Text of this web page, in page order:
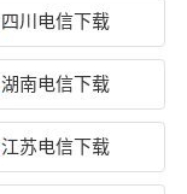
四川电信下载
湖南电信下载
江苏电信下载